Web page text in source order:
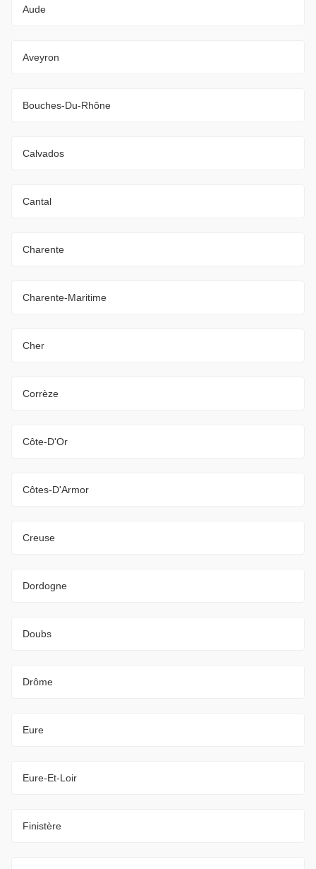
Aude
Aveyron
Bouches-Du-Rhône
Calvados
Cantal
Charente
Charente-Maritime
Cher
Corrèze
Côte-D'Or
Côtes-D'Armor
Creuse
Dordogne
Doubs
Drôme
Eure
Eure-Et-Loir
Finistère